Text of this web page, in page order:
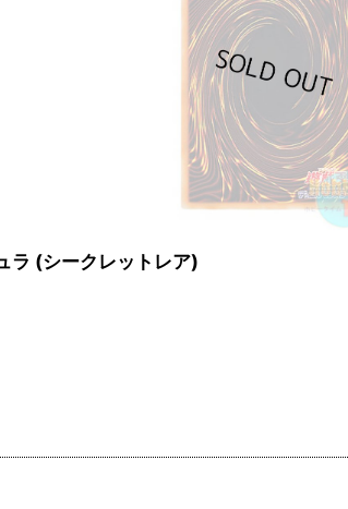
(シークレットレア)